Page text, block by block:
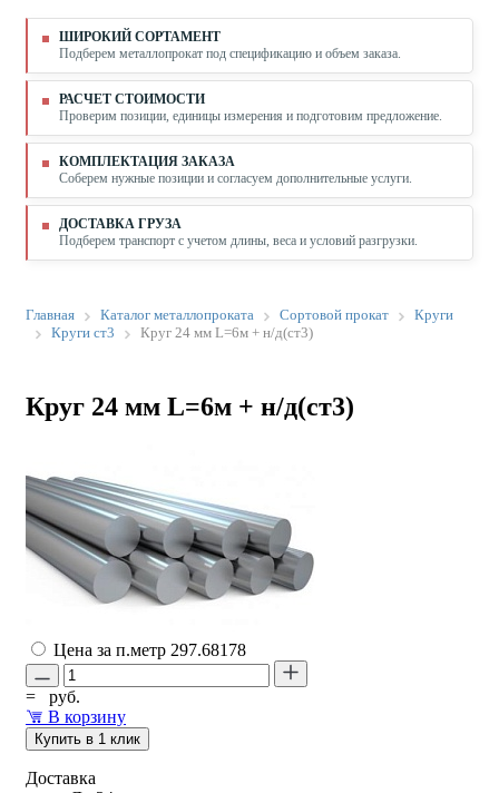
ШИРОКИЙ СОРТАМЕНТ
Подберем металлопрокат под спецификацию и объем заказа.
РАСЧЕТ СТОИМОСТИ
Проверим позиции, единицы измерения и подготовим предложение.
КОМПЛЕКТАЦИЯ ЗАКАЗА
Соберем нужные позиции и согласуем дополнительные услуги.
ДОСТАВКА ГРУЗА
Подберем транспорт с учетом длины, веса и условий разгрузки.
Главная Каталог металлопроката Сортовой прокат
Круги
Круги ст3
Круг 24 мм L=6м + н/д(ст3)
Круг 24 мм L=6м + н/д(ст3)
Цена за п.метр 297.68178
=
руб.
В корзину
Купить в 1 клик
Доставка